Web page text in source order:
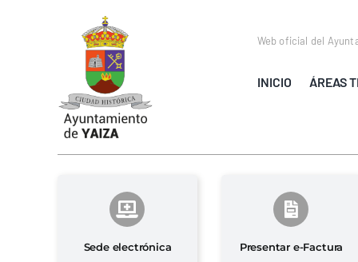
Web oficial del
INICIO ÁREAS
Sede electrónica Presentar e-Factura